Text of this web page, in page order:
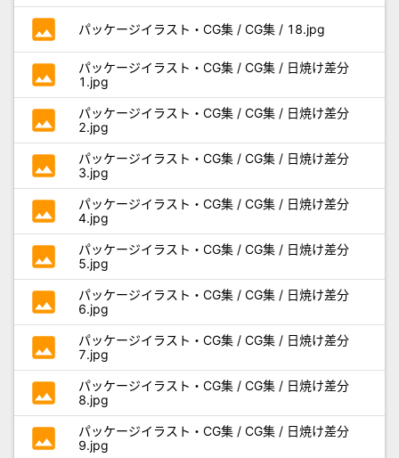
photo パッケージイラスト・CG集 / CG集 / 18.jpg
photo
パッケージイラスト・CG集 / CG集 / 日焼け差分
1.jpg
photo
パッケージイラスト・CG集 / CG集 / 日焼け差分
2.jpg
photo
パッケージイラスト・CG集 / CG集 / 日焼け差分
3.jpg
photo
パッケージイラスト・CG集 / CG集 / 日焼け差分
4.jpg
photo
パッケージイラスト・CG集 / CG集 / 日焼け差分
5.jpg
photo
パッケージイラスト・CG集 / CG集 / 日焼け差分
6.jpg
photo
パッケージイラスト・CG集 / CG集 / 日焼け差分
7.jpg
photo
パッケージイラスト・CG集 / CG集 / 日焼け差分
8.jpg
photo
パッケージイラスト・CG集 / CG集 / 日焼け差分
9.jpg